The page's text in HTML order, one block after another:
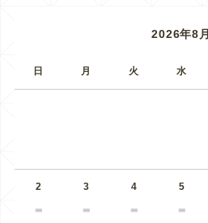
2026年8月
日 月 火 水
2 3 4 5